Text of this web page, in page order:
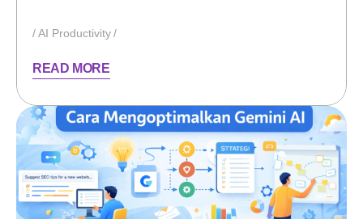
AI Productivity
READ MORE